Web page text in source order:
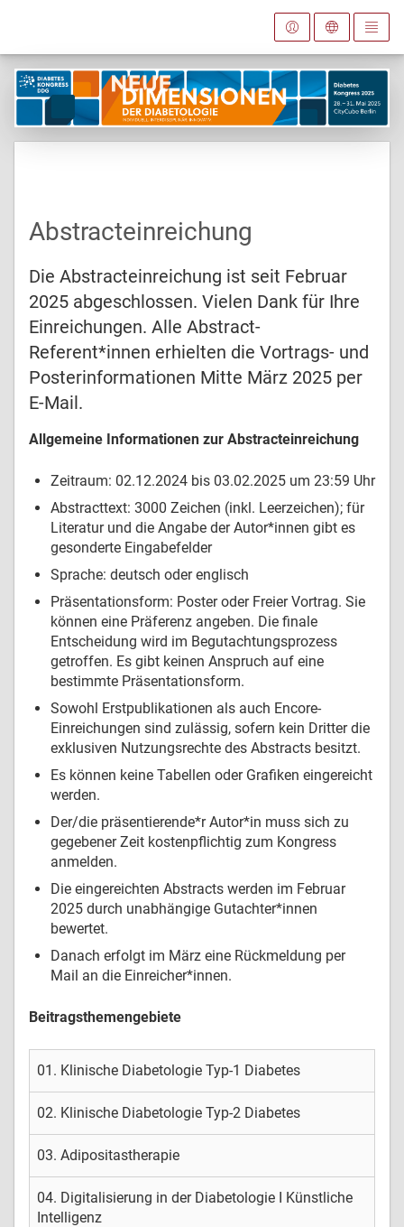
Abstracteinreichung
Die Abstracteinreichung ist seit Februar
2025 abgeschlossen. Vielen Dank für Ihre
Einreichungen. Alle Abstract-
Referent*innen erhielten die Vortrags- und
Posterinformationen Mitte März 2025 per
E-Mail.
Allgemeine Informationen zur Abstracteinreichung
Zeitraum: 02.12.2024 bis 03.02.2025 um 23:59 Uhr
Abstracttext: 3000 Zeichen (inkl. Leerzeichen); für
Literatur und die Angabe der Autor*innen gibt es
gesonderte Eingabefelder
Sprache: deutsch oder englisch
Präsentationsform: Poster oder Freier Vortrag. Sie
können eine Präferenz angeben. Die finale
Entscheidung wird im Begutachtungsprozess
getroffen. Es gibt keinen Anspruch auf eine
bestimmte Präsentationsform.
Sowohl Erstpublikationen als auch Encore-
Einreichungen sind zulässig, sofern kein Dritter die
exklusiven Nutzungsrechte des Abstracts besitzt.
Es können keine Tabellen oder Grafiken eingereicht
werden.
Der/die präsentierende*r Autor*in muss sich zu
gegebener Zeit kostenpflichtig zum Kongress
anmelden.
Die eingereichten Abstracts werden im Februar
2025 durch unabhängige Gutachter*innen
bewertet.
Danach erfolgt im März eine Rückmeldung per
Mail an die Einreicher*innen.
Beitragsthemengebiete
01. Klinische Diabetologie Typ-1 Diabetes
02. Klinische Diabetologie Typ-2 Diabetes
03. Adipositastherapie
04. Digitalisierung in der Diabetologie I Künstliche
Intelligenz